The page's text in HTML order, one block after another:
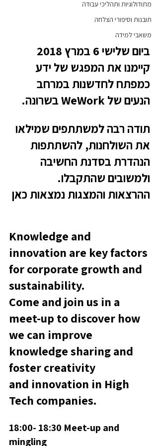
מתודולוגיות ותהליכי עבודה
תובנות וסיפורי הצלחה
משאבי למידה
קיימנו את המפגש של ידע
כמפתח לחדשנות במרחב
הנעים של WeWork בשרונה.
תודה רבה למשתתפים שמילאו
את השולחנות, להשתתפות
הנהדרת בסדנת החשיבה
ולמשובים שהתקבלו.
ההרצאות והמצגות נמצאות כאן
Knowledge and
innovation are key factors
for corporate growth and
sustainability.
Come and join us in a
meet-up to discover how
we can improve
knowledge sharing and
foster creativity
and innovation in High
Tech companies.
18:00- 18:30 Meet-up and
mingling